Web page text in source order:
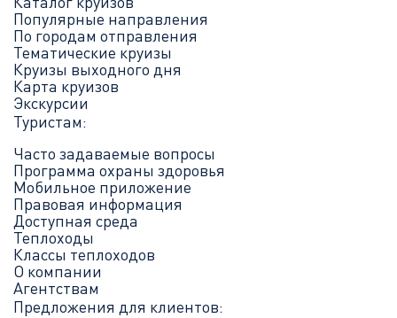
Популярные направления
По городам отправления
Тематические круизы
Круизы выходного дня
Карта круизов
Экскурсии
Туристам:
Часто задаваемые вопросы
Программа охраны здоровья
Мобильное приложение
Правовая информация
Доступная среда
Теплоходы
Классы теплоходов
О компании
Агентствам
Предложения для клиентов: